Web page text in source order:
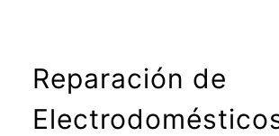
Reparación de